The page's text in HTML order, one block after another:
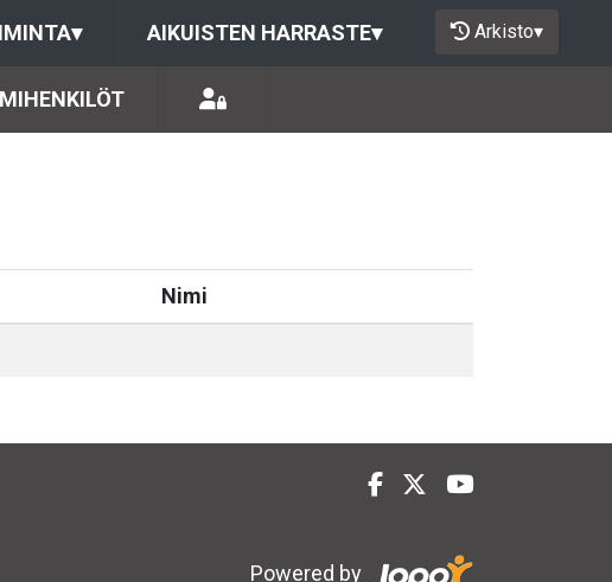
▾ AIKUISTEN HARRASTE▾ Arkisto▾
Nimi
Powered by